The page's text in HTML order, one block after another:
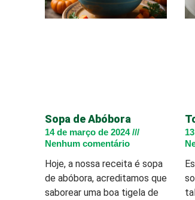
Sopa de Abóbora
14 de março de 2024
Nenhum comentário
Hoje, a nossa receita é sopa
de abóbora, acreditamos que
saborear uma boa tigela de